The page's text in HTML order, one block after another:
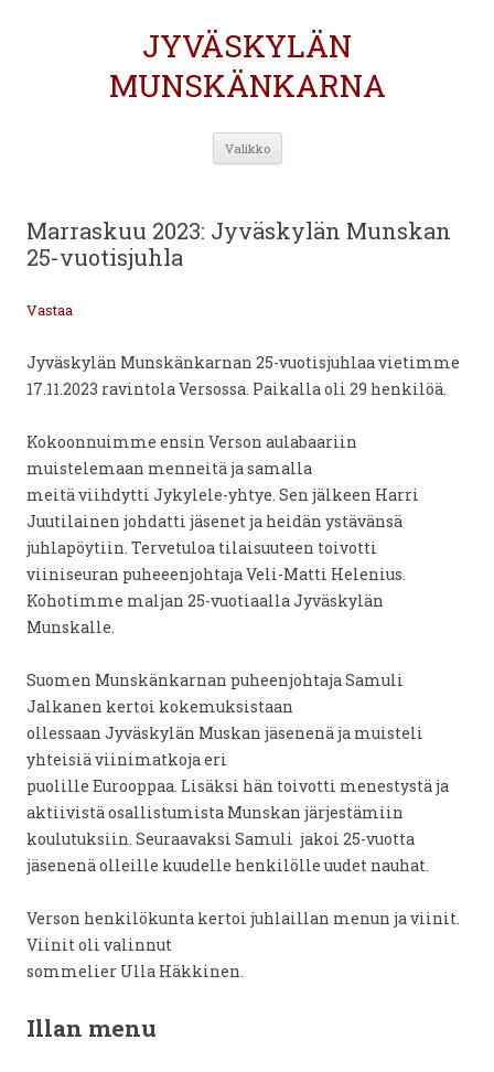
JYVÄSKYLÄN
MUNSKÄNKARNA
Valikko Siirry
Marraskuu 2023: Jyväskylän Munskan
25-vuotisjuhla
Vastaa
Jyväskylän Munskänkarnan 25-vuotisjuhlaa vietimme
17.11.2023 ravintola Versossa. Paikalla oli 29 henkilöä.
Kokoonnuimme ensin Verson aulabaariin
muistelemaan menneitä ja samalla
meitä viihdytti Jykylele-yhtye. Sen jälkeen Harri
Juutilainen johdatti jäsenet ja heidän ystävänsä
juhlapöytiin. Tervetuloa tilaisuuteen toivotti
viiniseuran puheeenjohtaja Veli-Matti Helenius.
Kohotimme maljan 25-vuotiaalla Jyväskylän
Munskalle.
Suomen Munskänkarnan puheenjohtaja Samuli
Jalkanen kertoi kokemuksistaan
ollessaan Jyväskylän Muskan jäsenenä ja muisteli
yhteisiä viinimatkoja eri
puolille Eurooppaa. Lisäksi hän toivotti menestystä ja
aktiivistä osallistumista Munskan järjestämiin
koulutuksiin. Seuraavaksi Samuli jakoi 25-vuotta
jäsenenä olleille kuudelle henkilölle uudet nauhat.
Verson henkilökunta kertoi juhlaillan menun ja viinit.
Viinit oli valinnut
sommelier Ulla Häkkinen.
Illan menu